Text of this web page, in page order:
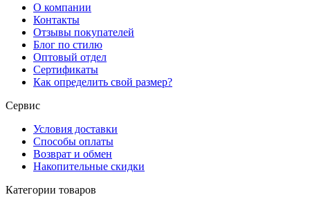
О компании
Контакты
Отзывы покупателей
Блог по стилю
Оптовый отдел
Сертификаты
Как определить свой размер?
Сервис
Условия доставки
Способы оплаты
Возврат и обмен
Накопительные скидки
Категории товаров